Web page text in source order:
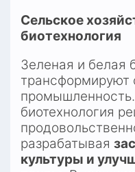
Сельское
биотехнология
Зеленая и белая
трансформируют
биотехнология
разрабатывая
культуры и